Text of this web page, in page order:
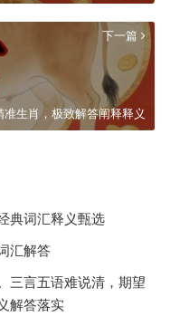
下一篇
生肖，极致解答阐释释义
典词汇释义甄选
汇解答
三言五语难说清，期望
解答落实